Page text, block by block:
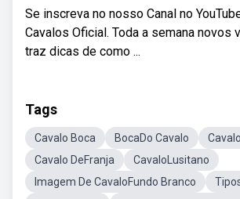
Se inscreva no nosso Canal no
Cavalos Oficial. Toda a semana novos
traz dicas de como ...
Tags
Cavalo Boca BocaDo Cavalo
Cavalo DeFranja
CavaloLusitano
Imagem De CavaloFundo Branco